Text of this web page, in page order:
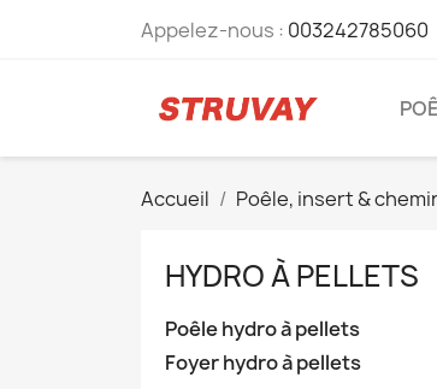
Appelez-nous : 003242785060
Accueil Poêle, insert &
HYDRO À PELLETS
Poêle hydro à pellets
Foyer hydro à pellets